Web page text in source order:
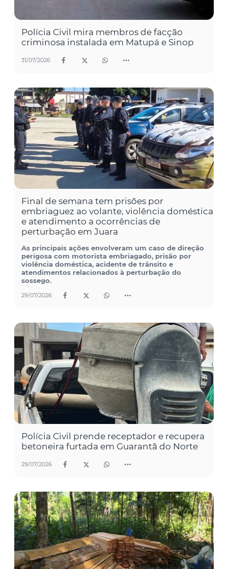
Polícia Civil mira membros de facção
criminosa instalada em Matupá e Sinop
31/07/2026
Final de semana tem prisões por
embriaguez ao volante, violência doméstica
e atendimento a ocorrências de
perturbação em Juara
As principais ações envolveram um caso de direção
perigosa com motorista embriagado, prisão por
violência doméstica, acidente de trânsito e
atendimentos relacionados à perturbação do
sossego.
29/07/2026
Polícia Civil prende receptador e recupera
betoneira furtada em Guarantã do Norte
29/07/2026